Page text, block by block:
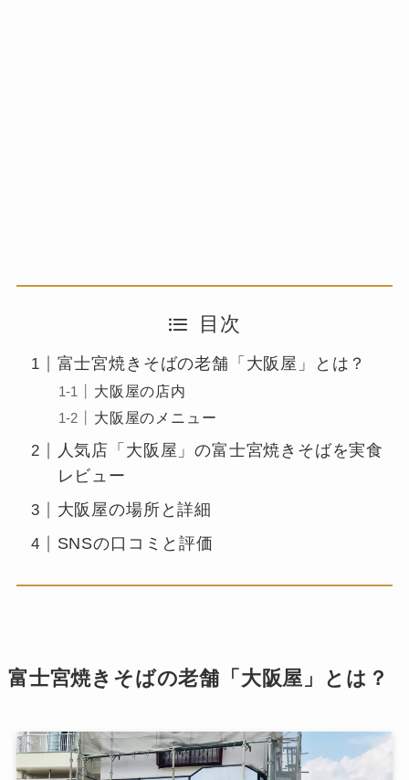
目次
富士宮焼きそばの老舗「大阪屋」とは？
大阪屋の店内
大阪屋のメニュー
人気店「大阪屋」の富士宮焼きそばを実食
レビュー
大阪屋の場所と詳細
SNSの口コミと評価
富士宮焼きそばの老舗「大阪屋」とは？